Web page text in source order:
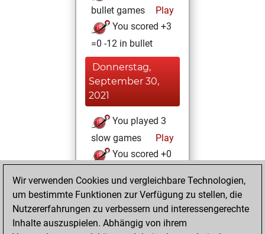
bullet games
Play
You scored +3
=0 -12 in bullet
Donnerstag,
September 30,
2021
You played 3
slow games
Play
You scored +0
Donnerstag,
September 9, 2021
Wir verwenden Cookies und vergleichbare Technologien,
um bestimmte Funktionen zur Verfügung zu stellen, die
Nutzererfahrungen zu verbessern und interessengerechte
Inhalte auszuspielen. Abhängig von ihrem